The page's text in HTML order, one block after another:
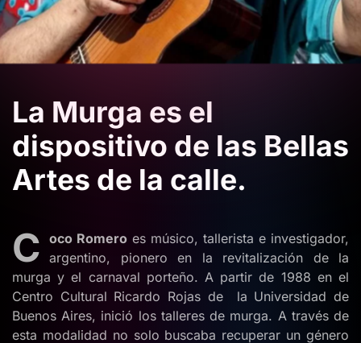
La Murga es el
dispositivo de las Bellas
Artes de la calle.
C oco Romero es músico, tallerista e investigador,
argentino, pionero en la revitalización de la
murga y el carnaval porteño. A partir de 1988 en el
Centro Cultural Ricardo Rojas de la Universidad de
Buenos Aires, inició los talleres de murga. A través de
esta modalidad no solo buscaba recuperar un género